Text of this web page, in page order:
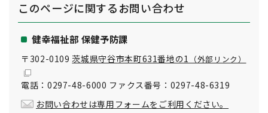
このページに関するお問い合わせ
健幸福祉部 保健予防課
〒302-0109茨城県守谷市本町631番地の1 （外部リンク）
電話：0297-48-6000 ファクス番号：0297-48-6319
お問い合わせは専用フォームをご利用ください。